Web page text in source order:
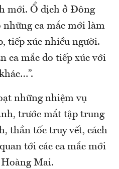
mới. Ổ dịch ở Đông
những ca mắc mới làm
tiếp xúc nhiều người.
ca mắc do tiếp xúc với
những nhiệm vụ
trước mắt tập trung
thần tốc truy vết, cách
tới các ca mắc mới
Mai.